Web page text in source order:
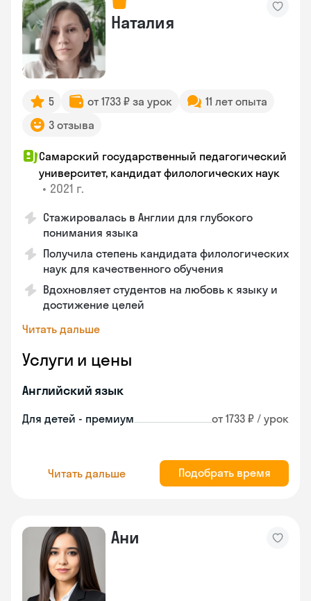
Наталия
5 от 1733 ₽ за урок
11 лет опыта
3 отзыва
Самарский государственный педагогический
университет, кандидат филологических наук
• 2021 г.
Стажировалась в Англии для глубокого
понимания языка
Получила степень кандидата филологических
наук для качественного обучения
Вдохновляет студентов на любовь к языку и
достижение целей
Читать дальше
Услуги и цены
Английский язык
Для детей - премиум от 1733 ₽ / урок
Читать дальше Подобрать время
Ани